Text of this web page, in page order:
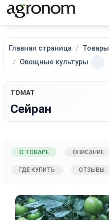
Главная страница Товары
Овощные культуры
ТОМАТ
Сейран
О ТОВАРЕ ОПИСАНИЕ
ГДЕ КУПИТЬ ОТЗЫВЫ